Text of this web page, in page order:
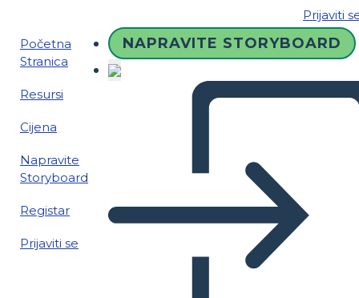
Prijaviti
Početna
Stranica
Resursi
Cijena
Napravite
Storyboard
Registar
Prijaviti se
NAPRAVITE STORYBOARD